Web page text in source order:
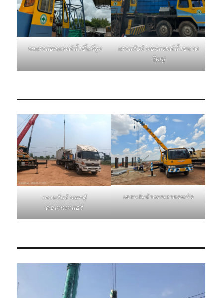
รถเครนยกแทงค์น้ำขึ้นที่สูง
เครนรับจ้างยกแทงค์น้ำขนาด
ใหญ่
เครนรับจ้างยกตู้
คอนเทนเนอร์
เครนรับจ้างยกเสาตอหม้อ